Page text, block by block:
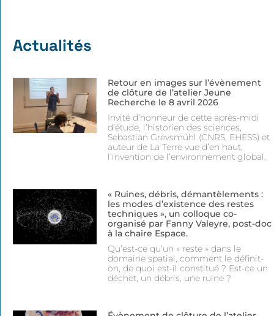
Actualités
Retour en images sur l’évènement
de clôture de l’atelier Jeune
Recherche le 8 avril 2026
Invité d’honneur de cette après-midi
d’étude, l’historien des sciences,
Sebastian Grevsmühl (CNRS, EHESS) et
auteur de La Terre vue d’en haut,
l’invention de l’environnement global,
« Ruines, débris, démantèlements :
les modes d’existence des restes
techniques », un colloque co-
organisé par Fanny Valeyre, post-doc
à la chaire Espace.
Qu’est-ce qu’un « reste » dans le
domaine spatial, comment le définit-
on, de quoi est-il constitué ? Est-ce un
déchet, un débris, une ruine ?